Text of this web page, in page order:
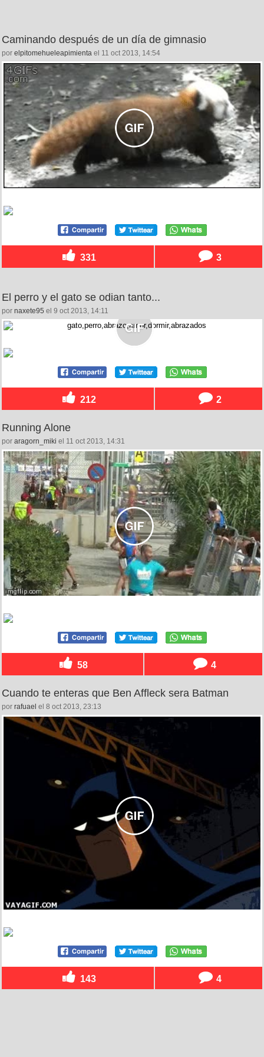
Caminando después de un día de gimnasio
por elpitomehueleapimienta el 11 oct 2013, 14:54
331 3
El perro y el gato se odian tanto...
por naxete95 el 9 oct 2013, 14:11
212 2
Running Alone
por aragorn_miki el 11 oct 2013, 14:31
58 4
Cuando te enteras que Ben Affleck sera Batman
por rafuael el 8 oct 2013, 23:13
143 4